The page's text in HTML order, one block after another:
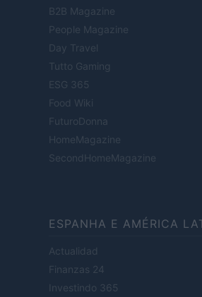
B2B Magazine
People Magazine
Day Travel
Tutto Gaming
ESG 365
Food Wiki
FuturoDonna
HomeMagazine
SecondHomeMagazine
ESPANHA E AMÉRICA
Actualidad
Finanzas 24
Investindo 365